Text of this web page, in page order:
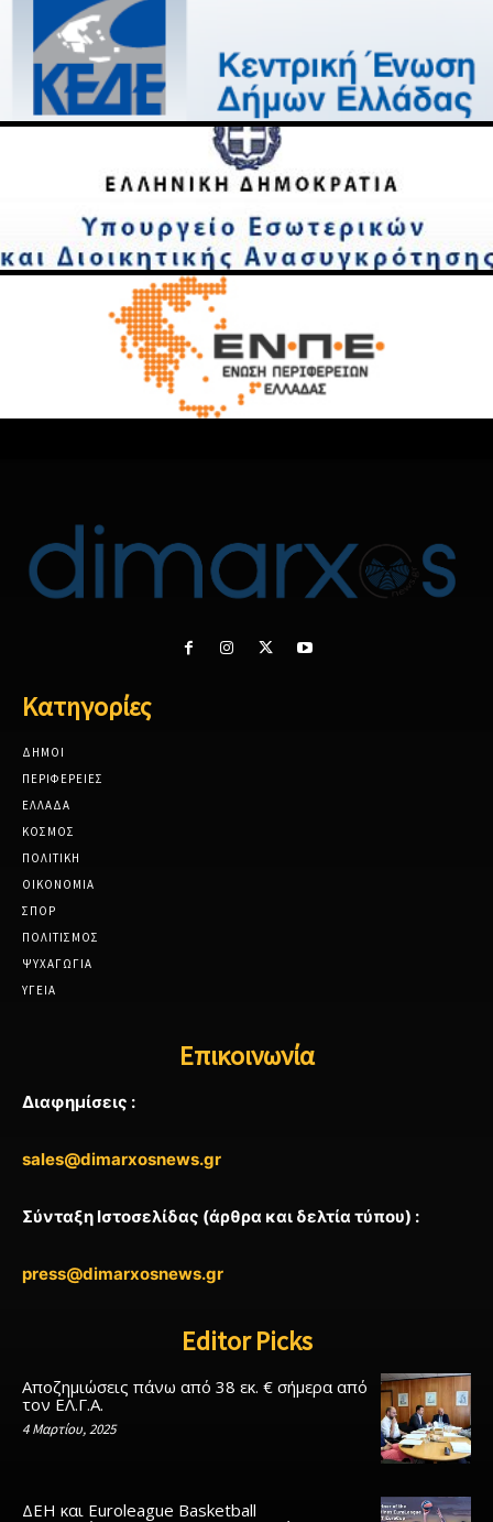
Κατηγορίες
ΔΗΜΟΙ
ΠΕΡΙΦΕΡΕΙΕΣ
ΕΛΛΑΔΑ
ΚΟΣΜΟΣ
ΠΟΛΙΤΙΚΗ
ΟΙΚΟΝΟΜΙΑ
ΣΠΟΡ
ΠΟΛΙΤΙΣΜΟΣ
ΨΥΧΑΓΩΓΙΑ
ΥΓΕΙΑ
Επικοινωνία
Διαφημίσεις :
sales@dimarxosnews.gr
Σύνταξη Ιστοσελίδας (άρθρα και δελτία τύπου) :
press@dimarxosnews.gr
Editor Picks
Αποζημιώσεις πάνω από 38 εκ. € σήμερα από
τον ΕΛ.Γ.Α.
4 Μαρτίου, 2025
ΔΕΗ και Euroleague Basketball